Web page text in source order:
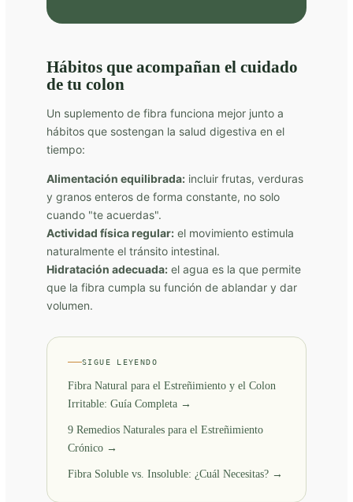
Hábitos que acompañan el cuidado
de tu colon
Un suplemento de fibra funciona mejor junto a
hábitos que sostengan la salud digestiva en el
tiempo:
Alimentación equilibrada: incluir frutas, verduras
y granos enteros de forma constante, no solo
cuando "te acuerdas".
Actividad física regular: el movimiento estimula
naturalmente el tránsito intestinal.
Hidratación adecuada: el agua es la que permite
que la fibra cumpla su función de ablandar y dar
volumen.
SIGUE LEYENDO
Fibra Natural para el Estreñimiento y el Colon
Irritable: Guía Completa →
9 Remedios Naturales para el Estreñimiento
Crónico →
Fibra Soluble vs. Insoluble: ¿Cuál Necesitas? →